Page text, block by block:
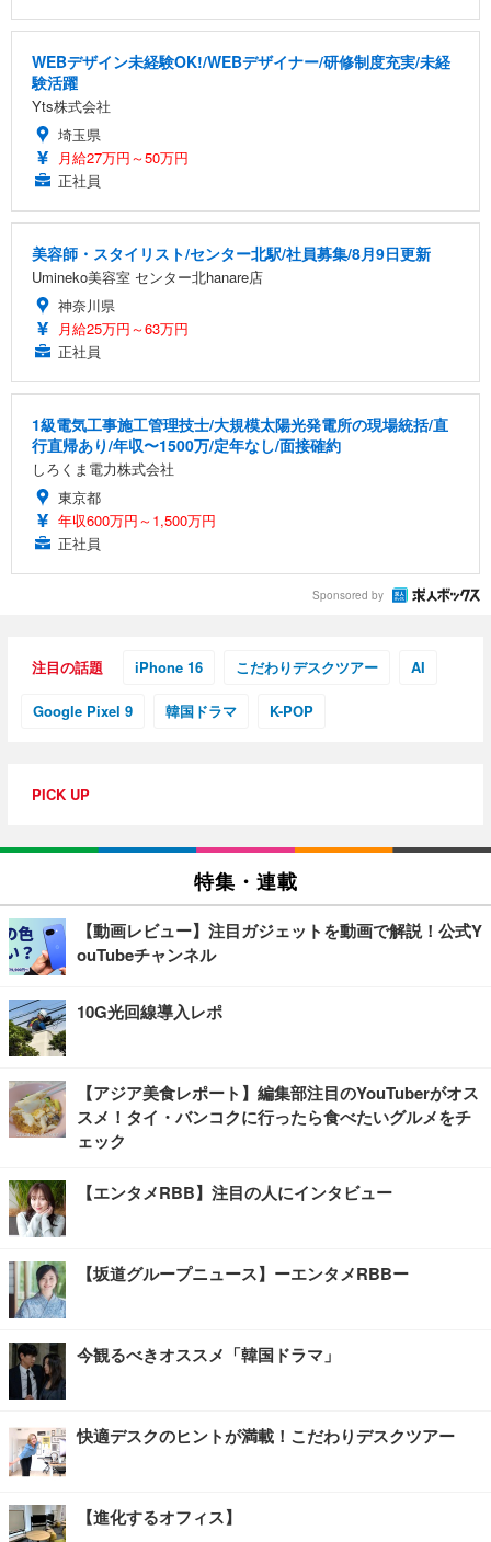
WEBデザイン未経験OK!/WEBデザイナー/研修制度充実/未経
験活躍
Yts株式会社
埼玉県
月給27万円～50万円
正社員
美容師・スタイリスト/センター北駅/社員募集/8月9日更新
Umineko美容室 センター北hanare店
神奈川県
月給25万円～63万円
正社員
1級電気工事施工管理技士/大規模太陽光発電所の現場統括/直
行直帰あり/年収〜1500万/定年なし/面接確約
しろくま電力株式会社
東京都
年収600万円～1,500万円
正社員
Sponsored by
注目の話題 iPhone 16 こだわりデスクツアー AI
Google Pixel 9 韓国ドラマ K-POP
PICK UP
特集・連載
【動画レビュー】注目ガジェットを動画で解説！公式Y
ouTubeチャンネル
10G光回線導入レポ
【アジア美食レポート】編集部注目のYouTuberがオス
スメ！タイ・バンコクに行ったら食べたいグルメをチ
ェック
【エンタメRBB】注目の人にインタビュー
【坂道グループニュース】ーエンタメRBBー
今観るべきオススメ「韓国ドラマ」
快適デスクのヒントが満載！こだわりデスクツアー
【進化するオフィス】